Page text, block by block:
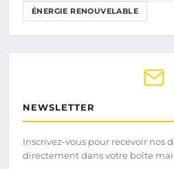
ÉNERGIE RENOUVELABLE
NEWSLETTER
Inscrivez-vous pour recevoir nos
directement dans votre boîte